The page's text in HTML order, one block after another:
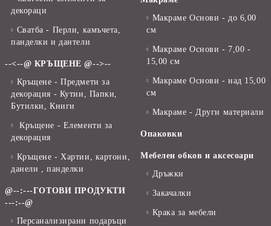
декораци
Сватба - Перли, камъчета,
панделки и дантели
--<--@ КРЪЩЕНЕ @-->--
Кръщене - Предмети за
декорация - Кутии, Папки,
Бутилки, Книги
Кръщене - Елементи за
декорация
Кръщене - Хартии, картони,
данели , панделки
@--:---ГОТОВИ ПРОДУКТИ
---:--@
Персанализирани подаръци
Макраме Основи - до 6,00
см
Макраме Основи - 7,00 -
15,00 см
Макраме Основи - над 15,00
см
Макраме - Други материали
Опаковки
Мебелен обков и аксесоари
Дръжки
Закачалки
Крака за мебели